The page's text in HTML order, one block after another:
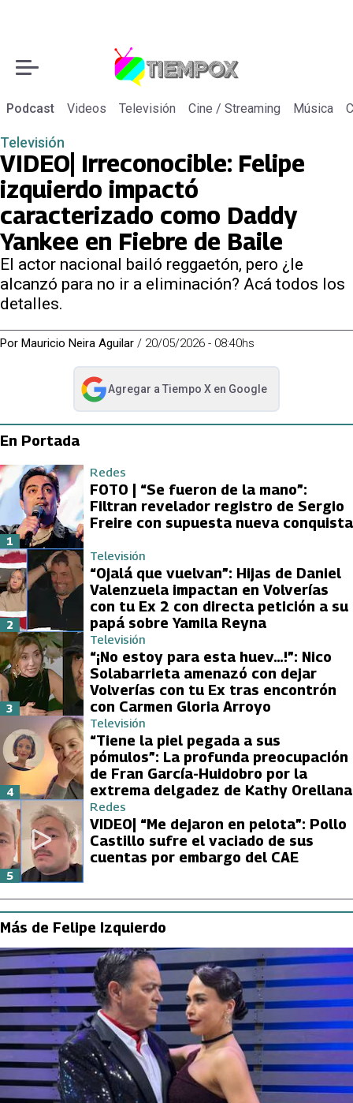
Podcast Videos Televisión Cine / Streaming Música
Televisión
VIDEO| Irreconocible: Felipe
izquierdo impactó
caracterizado como Daddy
Yankee en Fiebre de Baile
El actor nacional bailó reggaetón, pero ¿le
alcanzó para no ir a eliminación? Acá todos los
detalles.
Por Mauricio Neira Aguilar / 20/05/2026 - 08:40hs
Agregar a Tiempo Xen Google
abre en nueva pestaña
En Portada
Redes
FOTO | “Se fueron de la mano”:
Filtran revelador registro de Sergio
Freire con supuesta nueva conquista
1
Televisión
“Ojalá que vuelvan”: Hijas de Daniel
Valenzuela impactan en Volverías
con tu Ex 2 con directa petición a su
papá sobre Yamila Reyna
2
Televisión
“¡No estoy para esta huev…!”: Nico
Solabarrieta amenazó con dejar
Volverías con tu Ex tras encontrón
con Carmen Gloria Arroyo
3
Televisión
“Tiene la piel pegada a sus
pómulos”: La profunda preocupación
de Fran García-Huidobro por la
extrema delgadez de Kathy Orellana
4
Redes
VIDEO| “Me dejaron en pelota”: Pollo
Castillo sufre el vaciado de sus
cuentas por embargo del CAE
5
Más de Felipe Izquierdo